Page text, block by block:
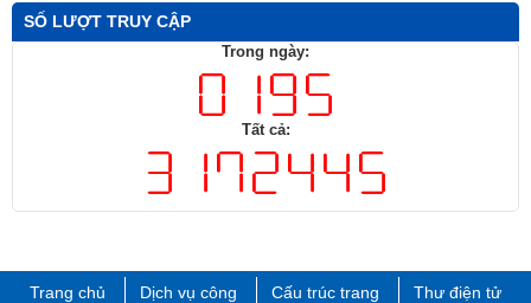
SỐ LƯỢT TRUY CẬP
Trong ngày:
Tất cả:
Trang chủ Dịch vụ công Cấu trúc trang
Thư điện tử